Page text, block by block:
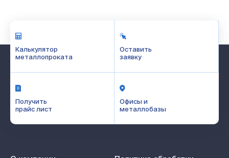
Калькулятор
металлопроката
Оставить
заявку
Получить
прайс лист
Офисы и
металлобазы